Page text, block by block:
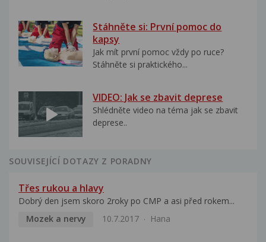
Stáhněte si: První pomoc do
kapsy
Jak mít první pomoc vždy po ruce?
Stáhněte si praktického...
VIDEO: Jak se zbavit deprese
Shlédněte video na téma jak se zbavit
deprese..
SOUVISEJÍCÍ DOTAZY Z PORADNY
Třes rukou a hlavy
Dobrý den jsem skoro 2roky po CMP a asi před rokem...
Mozek a nervy
10.7.2017 Hana